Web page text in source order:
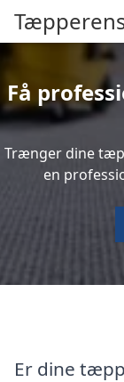
Få
Trænger dine
en
Er dine